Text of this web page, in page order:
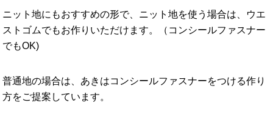
ニット地にもおすすめの形で、ニット地を使う場合は、ウエ
ストゴムでもお作りいただけます。（コンシールファスナー
でもOK)
普通地の場合は、あきはコンシールファスナーをつける作り
方をご提案しています。